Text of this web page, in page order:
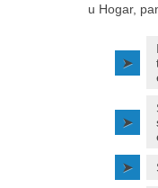
u Hogar,